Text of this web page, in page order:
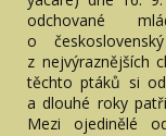
odchované
o
z nejvýraznějších
těchto ptáků si
a dlouhé roky
Mezi ojedinělé